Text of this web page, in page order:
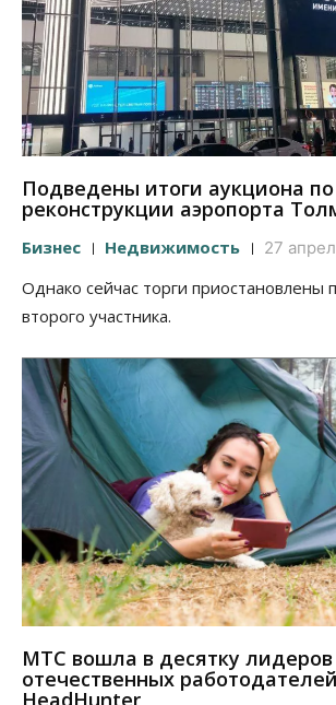
Подведены итоги аукциона по
реконструкции аэропорта
Бизнес Недвижимость 27
Однако сейчас торги приостановлены
второго участника.
МТС вошла в десятку лидеров
отечественных
HeadHunter